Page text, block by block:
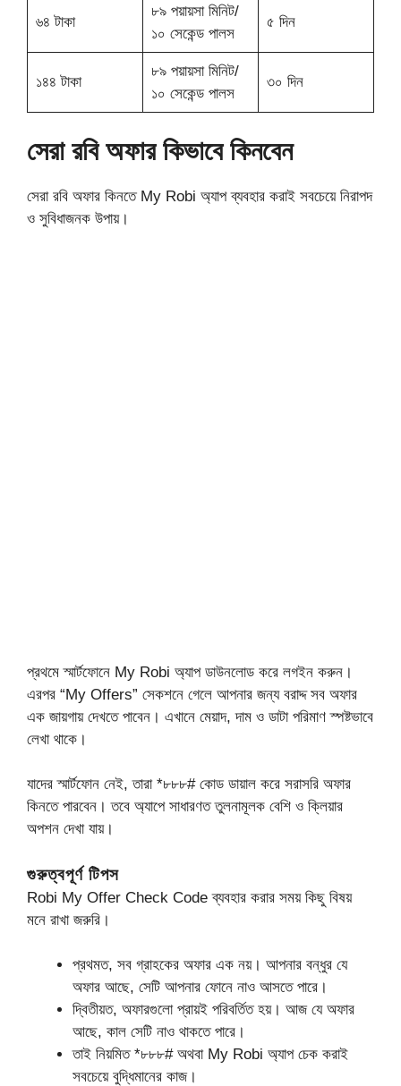
৬৪ টাকা
৮৯ পয়ায়সা মিনিট/
১০ সেকেন্ড পালস
৫ দিন
১৪৪ টাকা
৮৯ পয়ায়সা মিনিট/
১০ সেকেন্ড পালস
৩০ দিন
সেরা রবি অফার কিভাবে কিনবেন
সেরা রবি অফার কিনতে My Robi অ্যাপ ব্যবহার করাই সবচেয়ে নিরাপদ
ও সুবিধাজনক উপায়।
প্রথমে স্মার্টফোনে My Robi অ্যাপ ডাউনলোড করে লগইন করুন।
এরপর “My Offers” সেকশনে গেলে আপনার জন্য বরাদ্দ সব অফার
এক জায়গায় দেখতে পাবেন। এখানে মেয়াদ, দাম ও ডাটা পরিমাণ স্পষ্টভাবে
লেখা থাকে।
যাদের স্মার্টফোন নেই, তারা *৮৮৮# কোড ডায়াল করে সরাসরি অফার
কিনতে পারবেন। তবে অ্যাপে সাধারণত তুলনামূলক বেশি ও ক্লিয়ার
অপশন দেখা যায়।
গুরুত্বপূর্ণ টিপস
Robi My Offer Check Code ব্যবহার করার সময় কিছু বিষয়
মনে রাখা জরুরি।
প্রথমত, সব গ্রাহকের অফার এক নয়। আপনার বন্ধুর যে
অফার আছে, সেটি আপনার ফোনে নাও আসতে পারে।
দ্বিতীয়ত, অফারগুলো প্রায়ই পরিবর্তিত হয়। আজ যে অফার
আছে, কাল সেটি নাও থাকতে পারে।
তাই নিয়মিত *৮৮৮# অথবা My Robi অ্যাপ চেক করাই
সবচেয়ে বুদ্ধিমানের কাজ।